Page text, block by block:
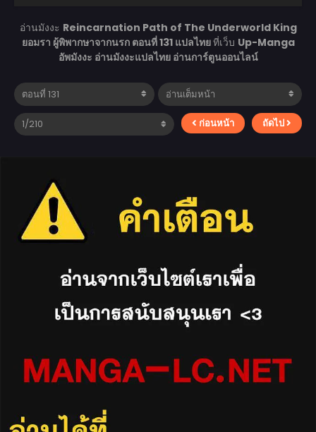
อ่านมังงะ Reincarnation Path of The Underworld King
ยอมรา ผู้พิพากษาจากนรก ตอนที่ 131 แปลไทยที่เว็บ Up-Manga
อัพมังงะ อ่านมังงะแปลไทย อ่านการ์ตูนออนไลน์
ก่อนหน้า ถัดไป